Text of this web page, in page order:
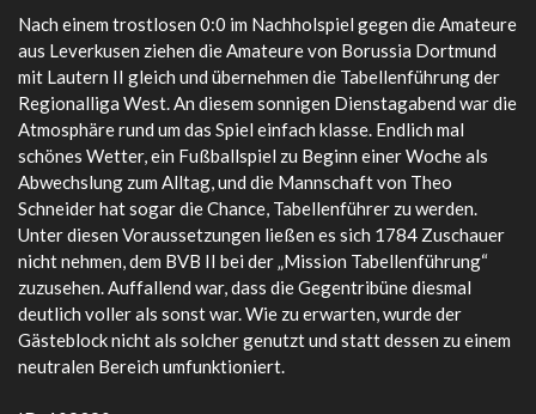
Nach einem trostlosen 0:0 im Nachholspiel gegen die Amateure
aus Leverkusen ziehen die Amateure von Borussia Dortmund
mit Lautern II gleich und übernehmen die Tabellenführung der
Regionalliga West. An diesem sonnigen Dienstagabend war die
Atmosphäre rund um das Spiel einfach klasse. Endlich mal
schönes Wetter, ein Fußballspiel zu Beginn einer Woche als
Abwechslung zum Alltag, und die Mannschaft von Theo
Schneider hat sogar die Chance, Tabellenführer zu werden.
Unter diesen Voraussetzungen ließen es sich 1784 Zuschauer
nicht nehmen, dem BVB II bei der „Mission Tabellenführung“
zuzusehen. Auffallend war, dass die Gegentribüne diesmal
deutlich voller als sonst war. Wie zu erwarten, wurde der
Gästeblock nicht als solcher genutzt und statt dessen zu einem
neutralen Bereich umfunktioniert.